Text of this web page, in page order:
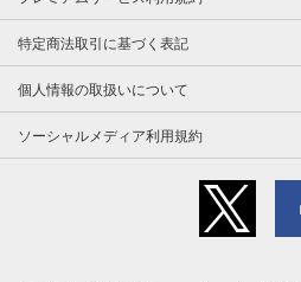
特定商法取引に基づく表記
個人情報の取扱いについて
ソーシャルメディア利用規約